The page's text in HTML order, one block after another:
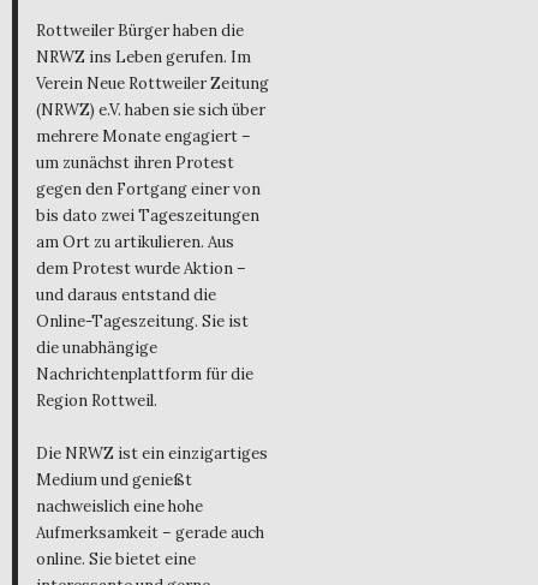
Rottweiler Bürger haben die
NRWZ ins Leben gerufen. Im
Verein Neue Rottweiler Zeitung
(NRWZ) e.V. haben sie sich über
mehrere Monate engagiert –
um zunächst ihren Protest
gegen den Fortgang einer von
bis dato zwei Tageszeitungen
am Ort zu artikulieren. Aus
dem Protest wurde Aktion –
und daraus entstand die
Online-Tageszeitung. Sie ist
die unabhängige
Nachrichtenplattform für die
Region Rottweil.
Die NRWZ ist ein einzigartiges
Medium und genießt
nachweislich eine hohe
Aufmerksamkeit – gerade auch
online. Sie bietet eine